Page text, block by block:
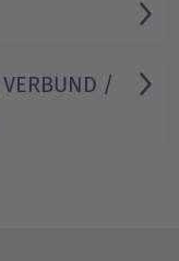
VERBUND /